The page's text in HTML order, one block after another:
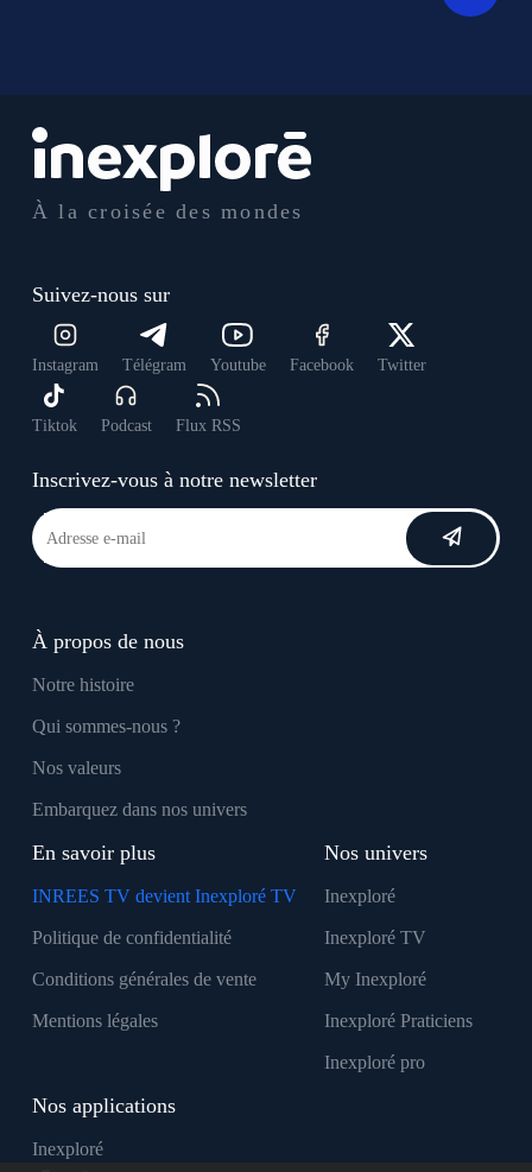
À la croisée des mondes
Suivez-nous sur
Instagram Télégram Youtube Facebook Twitter
Tiktok Podcast Flux RSS
Inscrivez-vous à notre newsletter
À propos de nous
Notre histoire
Qui sommes-nous ?
Nos valeurs
Embarquez dans nos univers
En savoir plus
INREES TV devient Inexploré TV
Politique de confidentialité
Conditions générales de vente
Mentions légales
Nos univers
Inexploré
Inexploré TV
My Inexploré
Inexploré Praticiens
Inexploré pro
Nos applications
Inexploré